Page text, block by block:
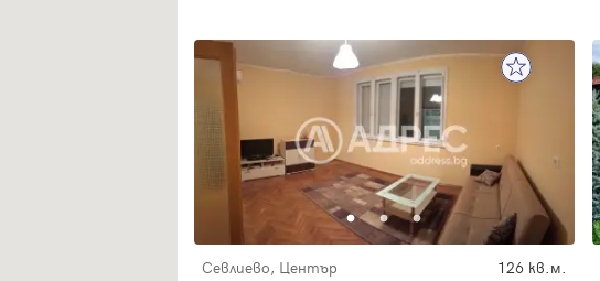
Севлиево, Център 126 кв.м.